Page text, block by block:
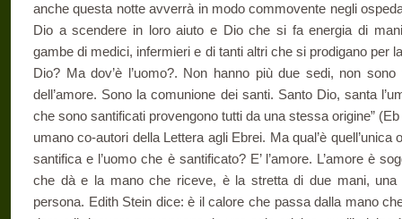
anche questa notte avverrà in modo commovente negli
Dio a scendere in loro aiuto e Dio che si fa energia di
gambe di medici, infermieri e di tanti altri che si prodigano per
Dio? Ma dov’è l’uomo?. Non hanno più due sedi, non
dell’amore. Sono la comunione dei santi. Santo Dio, santa
che sono santificati provengono tutti da una stessa origine”
umano co-autori della Lettera agli Ebrei. Ma qual’è
santifica e l’uomo che è santificato? E’ l’amore. L’amore è
che dà e la mano che riceve, è la stretta di due mani, una
persona. Edith Stein dice: è il calore che passa dalla mano